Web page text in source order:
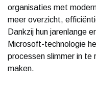
organisaties met
meer overzicht,
Dankzij hun jarenlange
Microsoft-technologie
processen slimmer in
maken.